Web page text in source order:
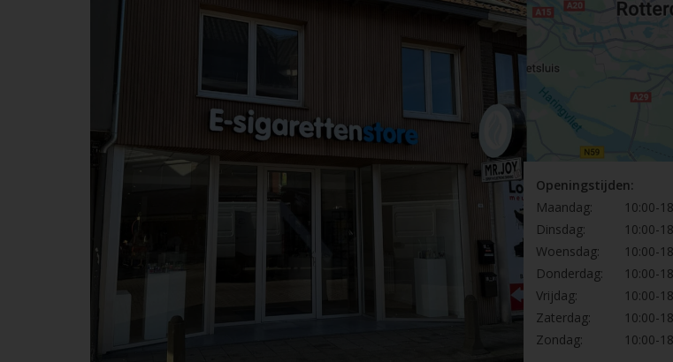
Openingstijden:
Maandag:
10:00-
Dinsdag:
10:00-
Woensdag:
10:00-
Donderdag:
10:00-
Vrijdag:
10:00-
Zaterdag:
10:00-
Zondag:
10:00-